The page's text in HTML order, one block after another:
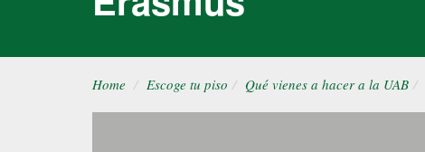
Home Escoge tu piso Qué vienes a hacer a la UAB